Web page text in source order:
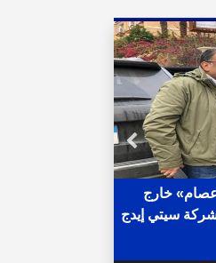
عصام رمضان
الشركات